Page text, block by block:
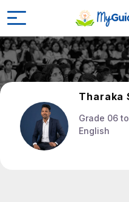
Tharaka
Grade 06
English